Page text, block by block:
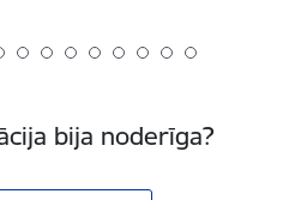
bija noderīga?